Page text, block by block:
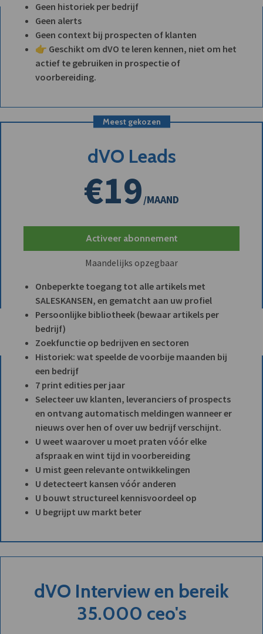
Geen historiek per bedrijf
Geen alerts
Geen context bij prospecten of klanten
👉 Geschikt om dVO te leren kennen, niet om het
actief te gebruiken in prospectie of
voorbereiding.
Meest gekozen
dVO Leads
€19/MAAND
Activeer abonnement
Maandelijks opzegbaar
Onbeperkte toegang tot alle artikels met
SALESKANSEN, en gematcht aan uw profiel
Persoonlijke bibliotheek (bewaar artikels per
bedrijf)
Zoekfunctie op bedrijven en sectoren
Historiek: wat speelde de voorbije maanden bij
een bedrijf
7 print edities per jaar
Selecteer uw klanten, leveranciers of prospects
en ontvang automatisch meldingen wanneer er
nieuws over hen of over uw bedrijf verschijnt.
U weet waarover u moet praten vóór elke
afspraak en wint tijd in voorbereiding
U mist geen relevante ontwikkelingen
U detecteert kansen vóór anderen
U bouwt structureel kennisvoordeel op
U begrijpt uw markt beter
dVO Interview en bereik
35.000 ceo's